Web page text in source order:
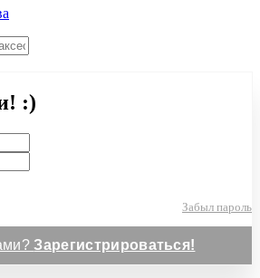
:)
Забыл пароль
Зарегистрироваться!